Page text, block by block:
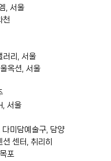
, 서울
리, 서울
옥션, 서울
서울
미담예술구, 담양
센터, 취리히
포